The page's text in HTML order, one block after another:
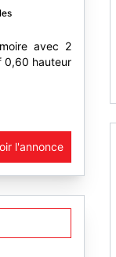
avec 2
0,60 hauteur
l'annonce